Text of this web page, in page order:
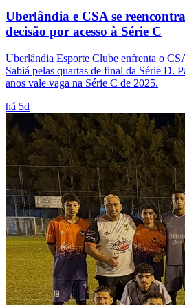
Uberlândia e CSA se
decisão por acesso à Série C
Uberlândia Esporte Clube enfrenta o
Sabiá pelas quartas de final da Série D.
anos vale vaga na Série C de 2025.
há 5d